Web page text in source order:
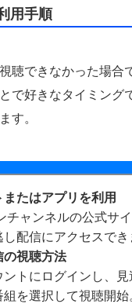
用手順
聴できなかった場合
で好きなタイミング
す。
たはアプリを利用
チャンネルの公式サ
配信にアクセスでき
の視聴方法
トにログインし、
を選択して視聴開始